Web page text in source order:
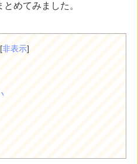
めてみました。
[非表示]